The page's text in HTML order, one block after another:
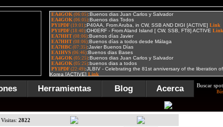
Herramientas Blog Acerca Buscar spot
Visitas: 2822